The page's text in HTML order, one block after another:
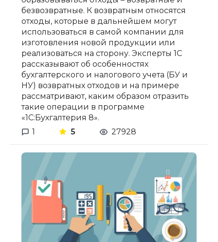
безвозвратные. К возвратным относятся
отходы, которые в дальнейшем могут
использоваться в самой компании для
изготовления новой продукции или
реализоваться на сторону. Эксперты 1С
рассказывают об особенностях
бухгалтерского и налогового учета (БУ и
НУ) возвратных отходов и на примере
рассматривают, каким образом отразить
такие операции в программе
«1С:Бухгалтерия 8».
1
5 27928